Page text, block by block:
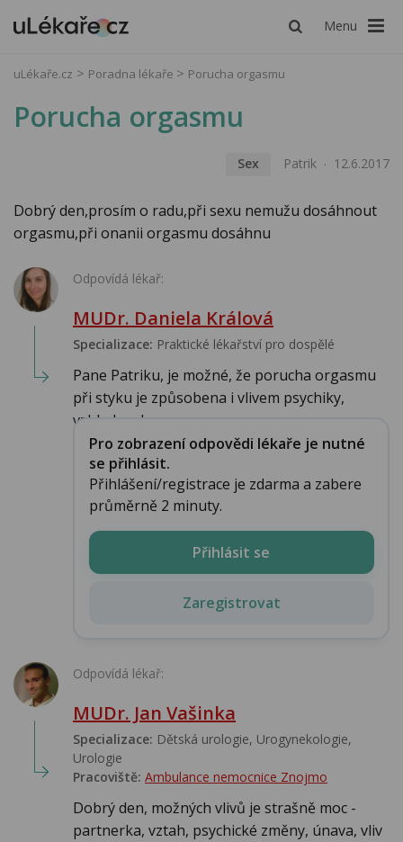
Menu
uLékaře.cz Poradna lékaře Porucha orgasmu
Porucha orgasmu
Sex Patrik 12.6.2017
Dobrý den,prosím o radu,při sexu nemužu dosáhnout
orgasmu,při onanii orgasmu dosáhnu
Odpovídá lékař:
MUDr. Daniela Králová
Specializace: Praktické lékařství pro dospělé
Pane Patriku, je možné, že porucha orgasmu
při styku je způsobena i vlivem psychiky,
vzhledem k...
Pro zobrazení odpovědi lékaře je nutné
se přihlásit.
Přihlášení/registrace je zdarma a zabere
průměrně 2 minuty.
Přihlásit se
Zaregistrovat
Odpovídá lékař:
MUDr. Jan Vašinka
Specializace: Dětská urologie, Urogynekologie,
Urologie‎
Pracoviště: Ambulance nemocnice Znojmo
Dobrý den, možných vlivů je strašně moc -
partnerka, vztah, psychické změny, únava, vliv